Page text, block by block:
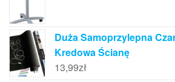
Duża Samoprzylepna
Kredowa Ścianę
13,99zł